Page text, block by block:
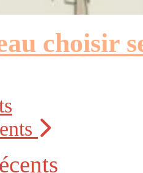
choisir